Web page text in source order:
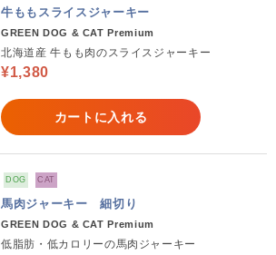
牛ももスライスジャーキー
GREEN DOG & CAT Premium
北海道産 牛もも肉のスライスジャーキー
¥1,380
カートに入れる
DOG CAT
馬肉ジャーキー 細切り
GREEN DOG & CAT Premium
低脂肪・低カロリーの馬肉ジャーキー